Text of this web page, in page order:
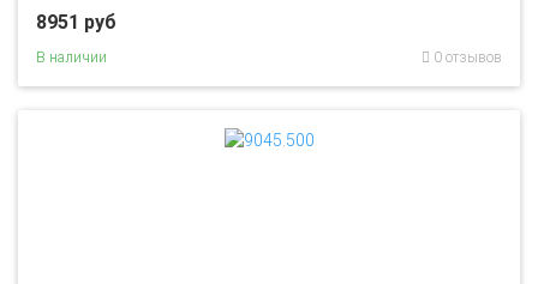
8951 руб
В наличии 0 отзывов